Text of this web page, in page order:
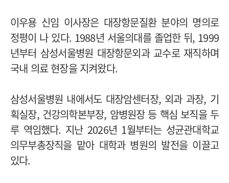
이우용 신임 이사장은 대장항문질환 분야의 명의로
정평이 나 있다. 1988년 서울의대를 졸업한 뒤, 1999
년부터 삼성서울병원 대장항문외과 교수로 재직하며
국내 의료 현장을 지켜왔다.
삼성서울병원 내에서도 대장암센터장, 외과 과장, 기
획실장, 건강의학본부장, 암병원장 등 핵심 보직을 두
루 역임했다. 지난 2026년 1월부터는 성균관대학교
의무부총장직을 맡아 대학과 병원의 발전을 이끌고
있다.